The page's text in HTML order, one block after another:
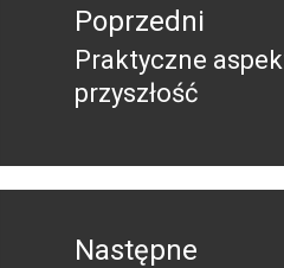
Poprzedni
Poprzedni
wpis:
Praktyczne
przyszłość
Następne